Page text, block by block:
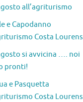
all’agriturismo
e Capodanno
Costa Lourens
si avvicina …. noi
pronti!
e Pasquetta
Costa Lourens